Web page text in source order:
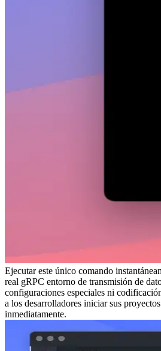
Ejecutar este único comando
real gRPC entorno de transmisión de
configuraciones especiales ni
a los desarrolladores iniciar sus
inmediatamente.